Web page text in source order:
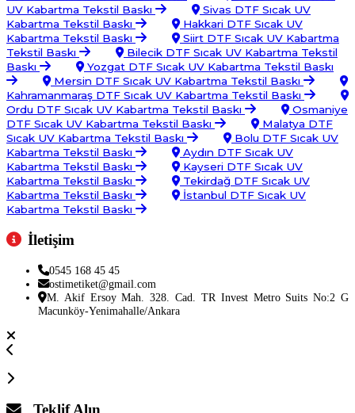
UV Kabartma Tekstil Baskı
Sivas DTF Sıcak UV
Kabartma Tekstil Baskı
Hakkari DTF Sıcak UV
Kabartma Tekstil Baskı
Siirt DTF Sıcak UV Kabartma
Tekstil Baskı
Bilecik DTF Sıcak UV Kabartma Tekstil
Baskı
Yozgat DTF Sıcak UV Kabartma Tekstil Baskı
Mersin DTF Sıcak UV Kabartma Tekstil Baskı
Kahramanmaraş DTF Sıcak UV Kabartma Tekstil Baskı
Ordu DTF Sıcak UV Kabartma Tekstil Baskı
Osmaniye
DTF Sıcak UV Kabartma Tekstil Baskı
Malatya DTF
Sıcak UV Kabartma Tekstil Baskı
Bolu DTF Sıcak UV
Kabartma Tekstil Baskı
Aydın DTF Sıcak UV
Kabartma Tekstil Baskı
Kayseri DTF Sıcak UV
Kabartma Tekstil Baskı
Tekirdağ DTF Sıcak UV
Kabartma Tekstil Baskı
İstanbul DTF Sıcak UV
Kabartma Tekstil Baskı
İletişim
0545 168 45 45
ostimetiket@gmail.com
M. Akif Ersoy Mah. 328. Cad. TR Invest Metro Suits No:2 G
Macunköy-Yenimahalle/Ankara
Teklif Alın